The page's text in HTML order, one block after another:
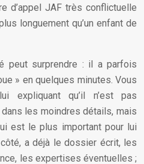
d’appel JAF très conflictuelle
longuement qu’un enfant de
peut surprendre : il a parfois
» en quelques minutes. Vous
expliquant qu’il n’est pas
les moindres détails, mais
est le plus important pour lui
côté, a déjà le dossier écrit, les
les expertises éventuelles ;